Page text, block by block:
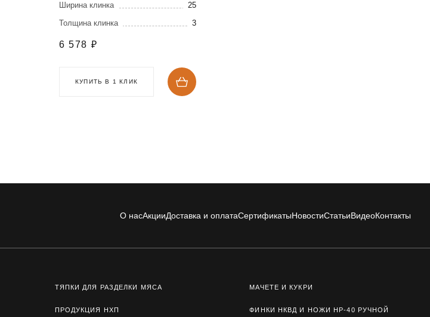
Ширина клинка
25
Толщина клинка
3
6 578 ₽
КУПИТЬ В 1 КЛИК
О насАкцииДоставка и оплатаСертификатыНовостиСтатьиВидеоКонтакты
ТЯПКИ ДЛЯ РАЗДЕЛКИ МЯСА МАЧЕТЕ И КУКРИ
ПРОДУКЦИЯ НХП ФИНКИ НКВД И НОЖИ НР-40 РУЧНОЙ